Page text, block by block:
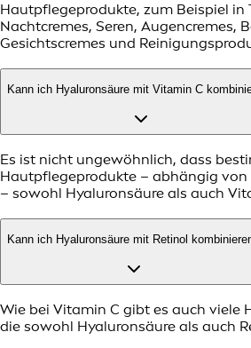
Hautpflegeprodukte, zum Beispiel in
Nachtcremes, Seren, Augencremes,
Gesichtscremes und
Kann ich Hyaluronsäure mit Vitamin C
Es ist nicht ungewöhnlich, dass
Hautpflegeprodukte – abhängig von
– sowohl Hyaluronsäure als auch
Kann ich Hyaluronsäure mit Retinol
Wie bei Vitamin C gibt es auch viele
die sowohl Hyaluronsäure als auch